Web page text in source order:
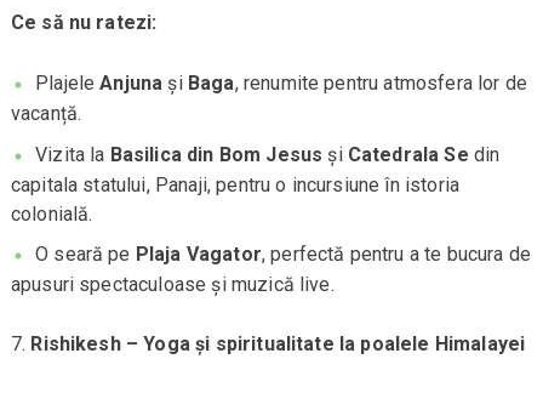
Ce să nu ratezi:
PlajeleAnjuna și Baga, renumite pentru atmosfera lor de
vacanță.
Vizita la Basilica din Bom Jesus și Catedrala Se din
capitala statului, Panaji, pentru o incursiune în istoria
colonială.
O seară pe Plaja Vagator, perfectă pentru a te bucura de
apusuri spectaculoase și muzică live.
Rishikesh – Yoga și spiritualitate la poalele Himalayei